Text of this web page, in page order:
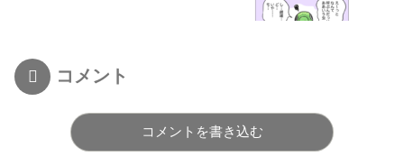
コメント
コメントを書き込む